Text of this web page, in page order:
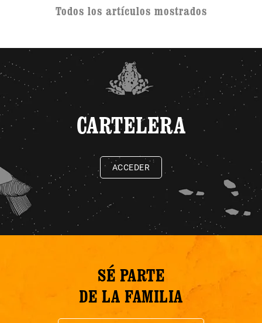
Todos los artículos mostrados
CARTELERA
ACCEDER
SÉ PARTE
DE LA FAMILIA